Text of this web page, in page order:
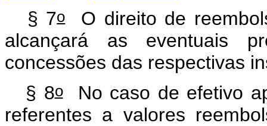
§ 7oO direito de
alcançará as eventuais
concessões das respectivas
§ 8oNo caso de efetivo
referentes a valores